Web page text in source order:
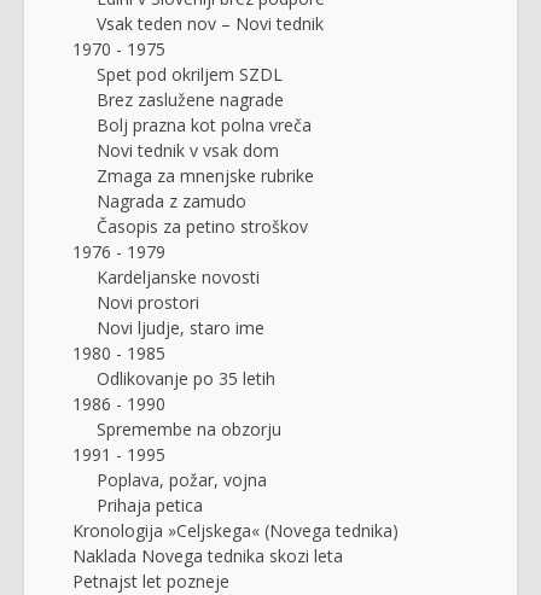
Vsak teden nov – Novi tednik
1970 - 1975
Spet pod okriljem SZDL
Brez zaslužene nagrade
Bolj prazna kot polna vreča
Novi tednik v vsak dom
Zmaga za mnenjske rubrike
Nagrada z zamudo
Časopis za petino stroškov
1976 - 1979
Kardeljanske novosti
Novi prostori
Novi ljudje, staro ime
1980 - 1985
Odlikovanje po 35 letih
1986 - 1990
Spremembe na obzorju
1991 - 1995
Poplava, požar, vojna
Prihaja petica
Kronologija »Celjskega« (Novega tednika)
Naklada Novega tednika skozi leta
Petnajst let pozneje